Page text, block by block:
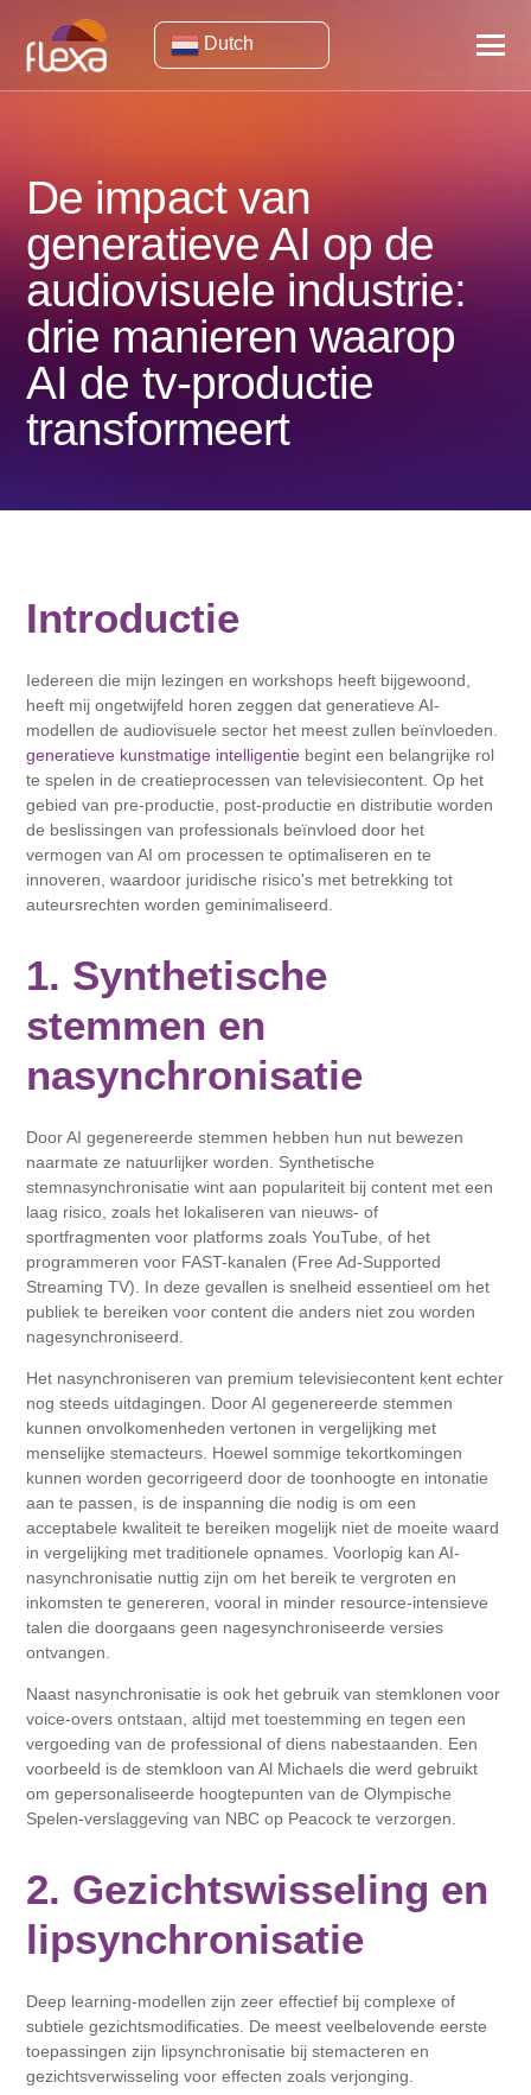
Dutch
De impact van
generatieve AI op de
audiovisuele industrie:
drie manieren waarop
AI de tv-productie
transformeert
Introductie
Iedereen die mijn lezingen en workshops heeft bijgewoond,
heeft mij ongetwijfeld horen zeggen dat generatieve AI-
modellen de audiovisuele sector het meest zullen beïnvloeden.
generatieve kunstmatige intelligentie begint een belangrijke rol
te spelen in de creatieprocessen van televisiecontent. Op het
gebied van pre-productie, post-productie en distributie worden
de beslissingen van professionals beïnvloed door het
vermogen van AI om processen te optimaliseren en te
innoveren, waardoor juridische risico's met betrekking tot
auteursrechten worden geminimaliseerd.
1. Synthetische
stemmen en
nasynchronisatie
Door AI gegenereerde stemmen hebben hun nut bewezen
naarmate ze natuurlijker worden. Synthetische
stemnasynchronisatie wint aan populariteit bij content met een
laag risico, zoals het lokaliseren van nieuws- of
sportfragmenten voor platforms zoals YouTube, of het
programmeren voor FAST-kanalen (Free Ad-Supported
Streaming TV). In deze gevallen is snelheid essentieel om het
publiek te bereiken voor content die anders niet zou worden
nagesynchroniseerd.
Het nasynchroniseren van premium televisiecontent kent echter
nog steeds uitdagingen. Door AI gegenereerde stemmen
kunnen onvolkomenheden vertonen in vergelijking met
menselijke stemacteurs. Hoewel sommige tekortkomingen
kunnen worden gecorrigeerd door de toonhoogte en intonatie
aan te passen, is de inspanning die nodig is om een ​​
acceptabele kwaliteit te bereiken mogelijk niet de moeite waard
in vergelijking met traditionele opnames. Voorlopig kan AI-
nasynchronisatie nuttig zijn om het bereik te vergroten en
inkomsten te genereren, vooral in minder resource-intensieve
talen die doorgaans geen nagesynchroniseerde versies
ontvangen.
Naast nasynchronisatie is ook het gebruik van stemklonen voor
voice-overs ontstaan, altijd met toestemming en tegen een
vergoeding van de professional of diens nabestaanden. Een
voorbeeld is de stemkloon van Al Michaels die werd gebruikt
om gepersonaliseerde hoogtepunten van de Olympische
Spelen-verslaggeving van NBC op Peacock te verzorgen.
2. Gezichtswisseling en
lipsynchronisatie
Deep learning-modellen zijn zeer effectief bij complexe of
subtiele gezichtsmodificaties. De meest veelbelovende eerste
toepassingen zijn lipsynchronisatie bij stemacteren en
gezichtsverwisseling voor effecten zoals verjonging.